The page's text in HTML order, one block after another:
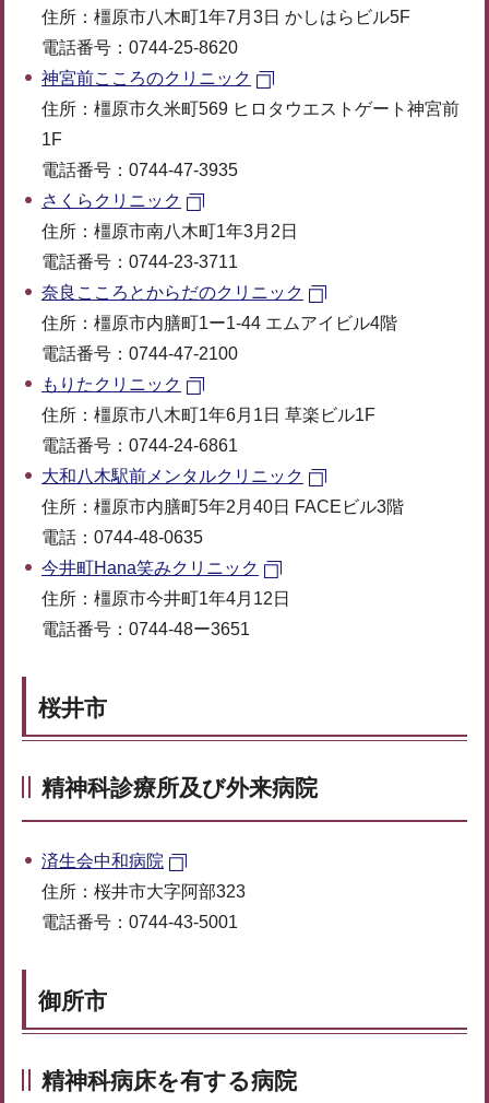
住所：橿原市八木町1年7月3日 かしはらビル5F
電話番号：0744-25-8620
神宮前こころのクリニック
住所：橿原市久米町569 ヒロタウエストゲート神宮前
1F
電話番号：0744-47-3935
さくらクリニック
住所：橿原市南八木町1年3月2日
電話番号：0744-23-3711
奈良こころとからだのクリニック
住所：橿原市内膳町1ー1-44 エムアイビル4階
電話番号：0744-47-2100
もりたクリニック
住所：橿原市八木町1年6月1日 草楽ビル1F
電話番号：0744-24-6861
大和八木駅前メンタルクリニック
住所：橿原市内膳町5年2月40日 FACEビル3階
電話：0744-48-0635
今井町Hana笑みクリニック
住所：橿原市今井町1年4月12日
電話番号：0744-48ー3651
桜井市
精神科診療所及び外来病院
済生会中和病院
住所：桜井市大字阿部323
電話番号：0744-43-5001
御所市
精神科病床を有する病院